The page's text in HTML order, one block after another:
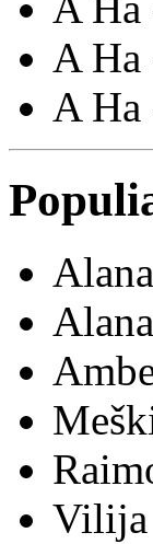
A Ha
A Ha
Vilija